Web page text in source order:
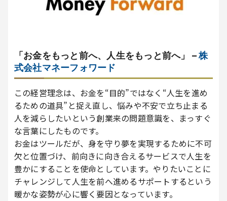
「お金をもっと前へ、人生をもっと前へ」 –株
式会社マネーフォワード
この経営理念は、お金を“目的”ではなく“人生を進め
るための道具”と捉え直し、悩みや不安で立ち止まる
人を減らしたいという創業来の問題意識を、まっすぐ
な言葉にしたものです。
お金はツールだが、身を守り夢を実現するために不可
欠と位置づけ、前向きに向き合えるサービスで人生を
豊かにすることを使命としています。やりたいことに
チャレンジして人生を前へ進めるサポートするという
暖かな姿勢が心に響く要因となっています。